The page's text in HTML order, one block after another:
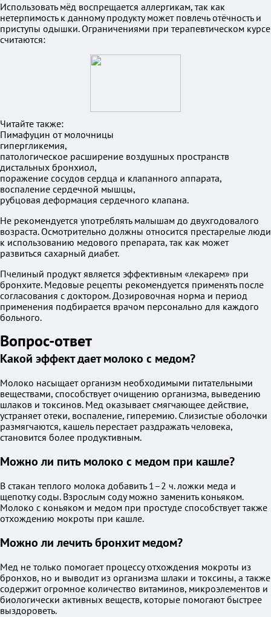
Использовать мёд воспрещается аллергикам, так как
нетерпимость к данному продукту может повлечь отёчность и
приступы одышки. Ограничениями при терапевтическом курсе
считаются:
Читайте также:
Пимафуцин от молочницы
гипергликемия,
патологическое расширение воздушных пространств
дистальных бронхиол,
поражение сосудов сердца и клапанного аппарата,
воспаление сердечной мышцы,
рубцовая деформация сердечного клапана.
Не рекомендуется употреблять малышам до двухгодовалого
возраста. Осмотрительно должны относится престарелые люди
к использованию медового препарата, так как может
развиться сахарный диабет.
Пчелиный продукт является эффективным «лекарем» при
бронхите. Медовые рецепты рекомендуется применять после
согласования с доктором. Дозировочная норма и период
применения подбирается врачом персонально для каждого
больного.
Вопрос-ответ
Какой эффект дает молоко с медом?
Молоко насыщает организм необходимыми питательными
веществами, способствует очищению организма, выведению
шлаков и токсинов. Мед оказывает смягчающее действие,
устраняет отеки, воспаление, гиперемию. Слизистые оболочки
размягчаются, кашель перестает раздражать человека,
становится более продуктивным.
Можно ли пить молоко с медом при кашле?
В стакан теплого молока добавить 1–2 ч. ложки меда и
щепотку соды. Взрослым соду можно заменить коньяком.
Молоко с коньяком и медом при простуде способствует также
отхождению мокроты при кашле.
Можно ли лечить бронхит медом?
Мед не только помогает процессу отхождения мокроты из
бронхов, но и выводит из организма шлаки и токсины, а также
содержит огромное количество витаминов, микроэлементов и
биологически активных веществ, которые помогают быстрее
выздороветь.